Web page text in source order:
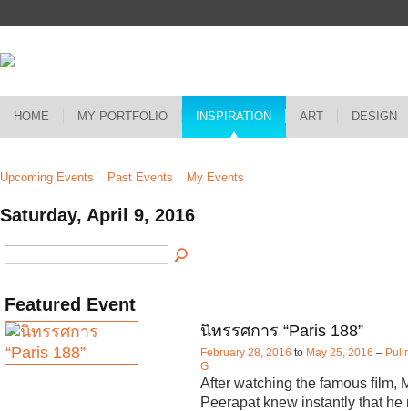
HOME MY PORTFOLIO INSPIRATION ART DESIGN
Upcoming Events Past Events My Events
Saturday, April 9, 2016
Featured Event
นิทรรศการ “Paris 188”
February 28, 2016 to May 25, 2016 –
G
After watching the famous ﬁlm,
Peerapat knew instantly that he